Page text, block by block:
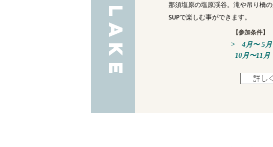
LAKE
那須塩原の塩原渓谷。滝や吊り橋
SUPで楽しむ事ができます。
【参加条件】
> 4月〜 5月
10月〜11月
詳し